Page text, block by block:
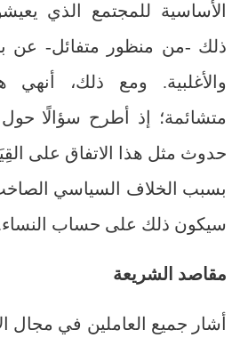
الأساسية للمجتمع الذي
ذلك -من منظور متفائل- عن
والأغلبية. ومع ذلك، أنهي
متشائمة؛ إذ أطرح سؤالًا
حدوث مثل هذا الاتفاق على
بسبب الخلاف السياسي
سيكون ذلك على حساب
مقاصد الشريعة
أشار جميع العاملين في مجال